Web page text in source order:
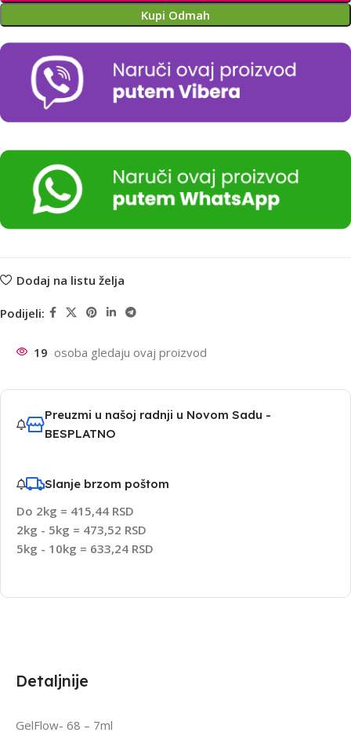
Kupi Odmah
Dodaj na listu želja
Podijeli:
19 osoba gledaju ovaj proizvod
Preuzmi u našoj radnji u Novom Sadu -
BESPLATNO
Slanje brzom poštom
Do 2kg = 415,44 RSD
2kg - 5kg = 473,52 RSD
5kg - 10kg = 633,24 RSD
Detaljnije
GelFlow- 68 – 7ml